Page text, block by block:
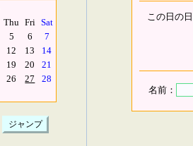
Thu Fri Sat
5 6
7
12 13
14
19 20
21
26 27
28
この日の
名前：